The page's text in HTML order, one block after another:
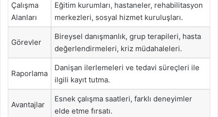
Çalışma
Alanları
Eğitim kurumları, hastaneler, rehabilitasyon
merkezleri, sosyal hizmet kuruluşları.
Görevler
Bireysel danışmanlık, grup terapileri, hasta
değerlendirmeleri, kriz müdahaleleri.
Raporlama
Danişan ilerlemeleri ve tedavi süreçleri ile
ilgili kayıt tutma.
Avantajlar
Esnek çalışma saatleri, farklı deneyimler
elde etme fırsatı.